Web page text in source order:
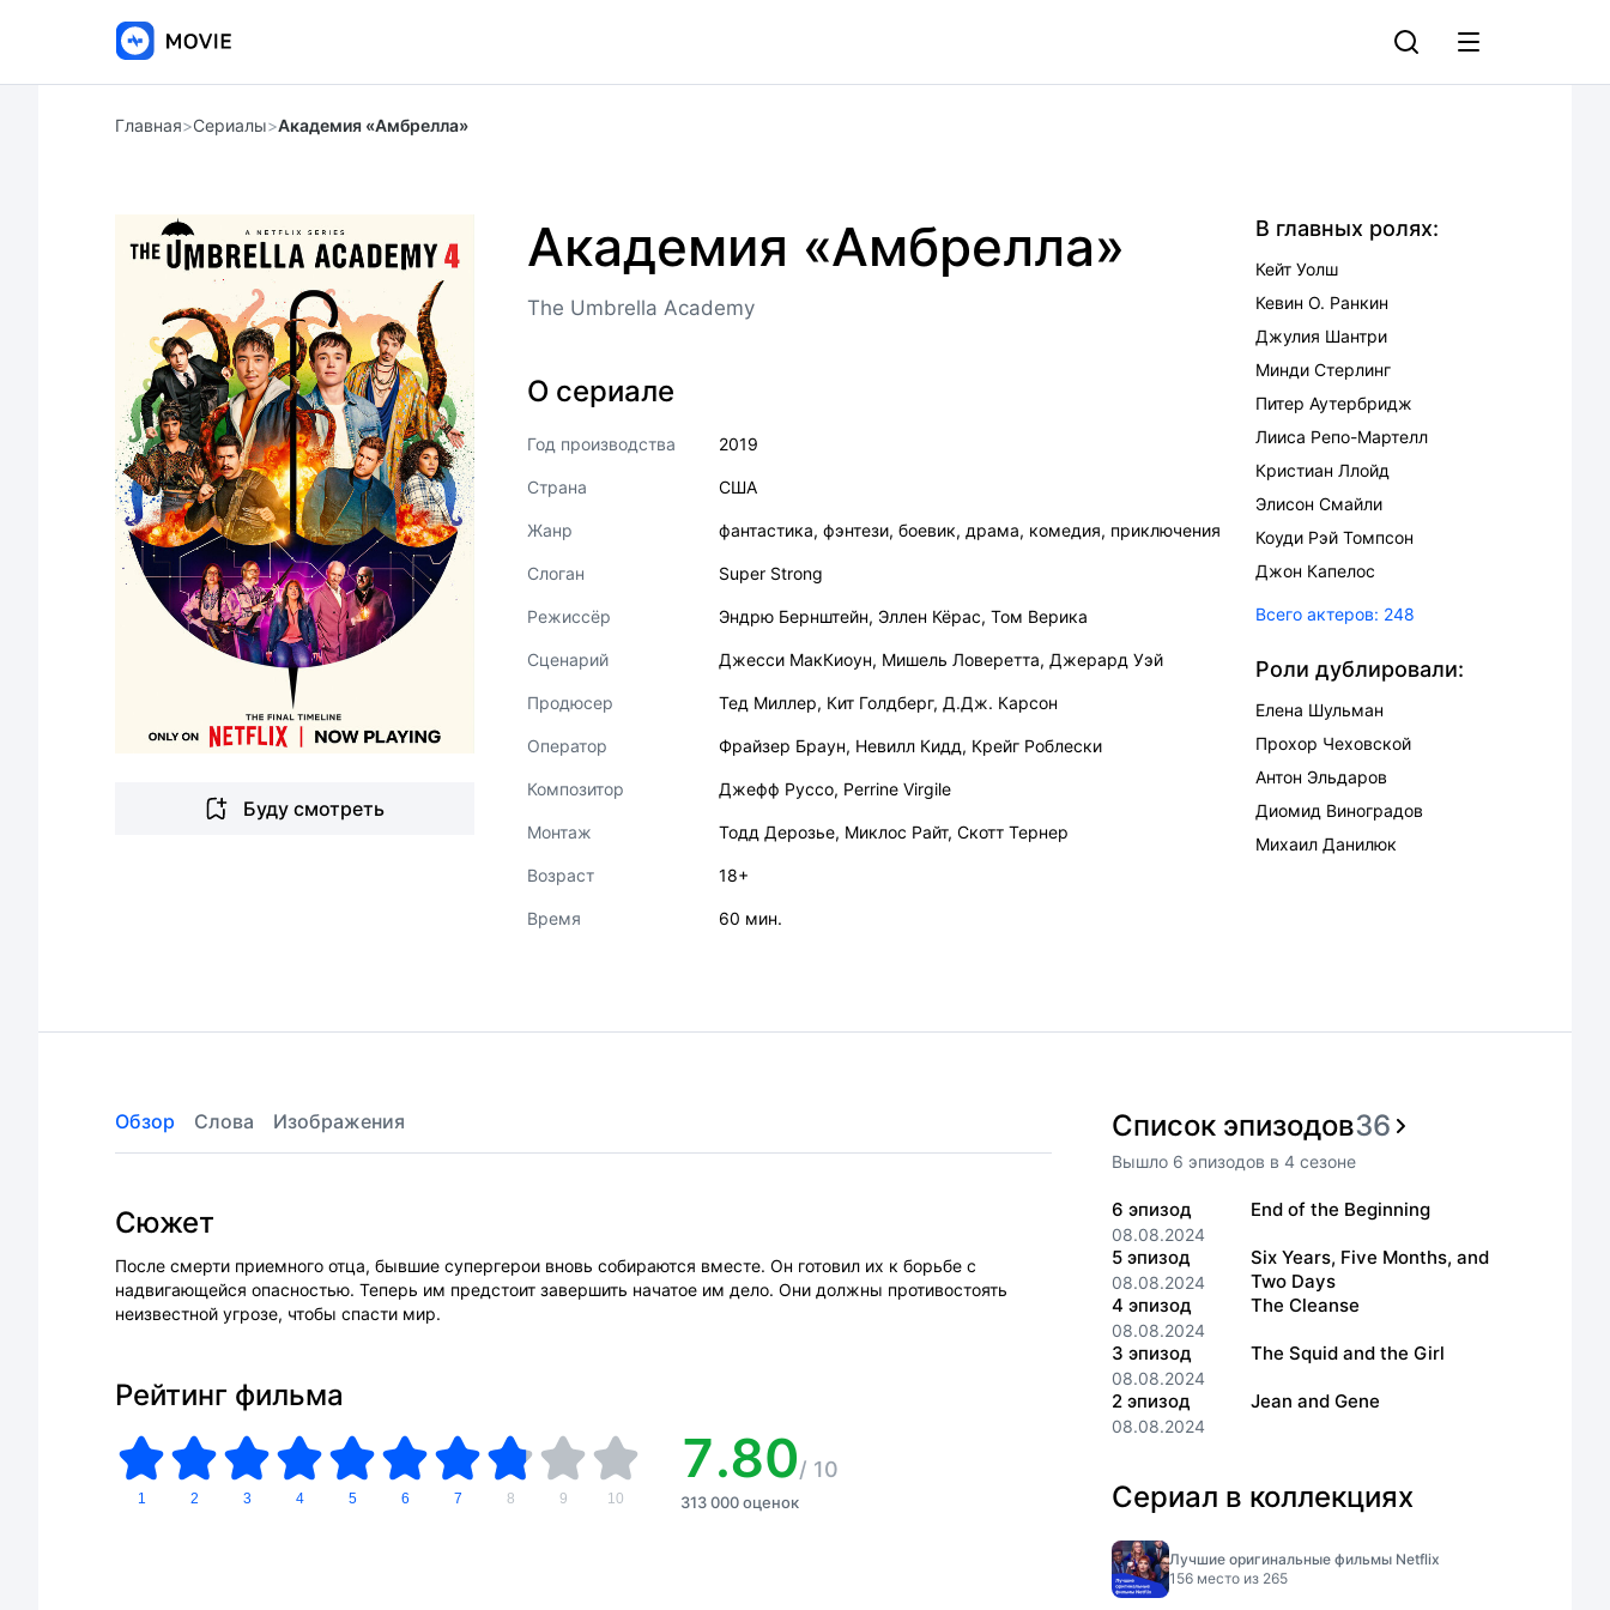
Главная>Сериалы>Академия «Амбрелла»
Буду смотреть
Академия «Амбрелла»
The Umbrella Academy
О сериале
Год производства 2019
Страна США
Жанр фантастика, фэнтези, боевик, драма, комедия, приключения
Слоган Super Strong
Режиссёр Эндрю Бернштейн, Эллен Кёрас, Том Верика
Сценарий Джесси МакКиоун, Мишель Ловеретта, Джерард Уэй
Продюсер Тед Миллер, Кит Голдберг, Д.Дж. Карсон
Оператор Фрайзер Браун, Невилл Кидд, Крейг Роблески
Композитор Джефф Руссо, Perrine Virgile
Монтаж Тодд Дерозье, Миклос Райт, Скотт Тернер
Возраст 18+
Время 60 мин.
В главных ролях:
Кейт Уолш
Кевин О. Ранкин
Джулия Шантри
Минди Стерлинг
Питер Аутербридж
Лииса Репо-Мартелл
Кристиан Ллойд
Элисон Смайли
Коуди Рэй Томпсон
Джон Капелос
Всего актеров: 248
Роли дублировали:
Елена Шульман
Прохор Чеховской
Антон Эльдаров
Диомид Виноградов
Михаил Данилюк
Обзор Слова Изображения
Сюжет
После смерти приемного отца, бывшие супергерои вновь собираются вместе. Он готовил их к борьбе с
надвигающейся опасностью. Теперь им предстоит завершить начатое им дело. Они должны противостоять
неизвестной угрозе, чтобы спасти мир.
Рейтинг фильма
1 2 3 4 5 6 7 8 9 10
7.80/ 10
313 000 оценок
Список эпизодов36
Вышло 6 эпизодов в 4 сезоне
6 эпизод
08.08.2024
End of the Beginning
5 эпизод
08.08.2024
Six Years, Five Months, and
Two Days
4 эпизод
08.08.2024
The Cleanse
3 эпизод
08.08.2024
The Squid and the Girl
2 эпизод
08.08.2024
Jean and Gene
Сериал в коллекциях
Лучшие оригинальные фильмы Netflix
156 место из 265